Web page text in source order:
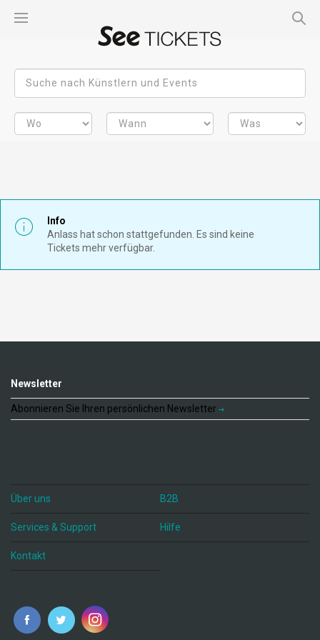
Info
Anlass hat schon stattgefunden. Es sind keine
Tickets mehr verfügbar.
Newsletter
Abonnieren Sie Ihren persönlichen Newsletter
Über uns B2B
Services & Support Hilfe
Kontakt